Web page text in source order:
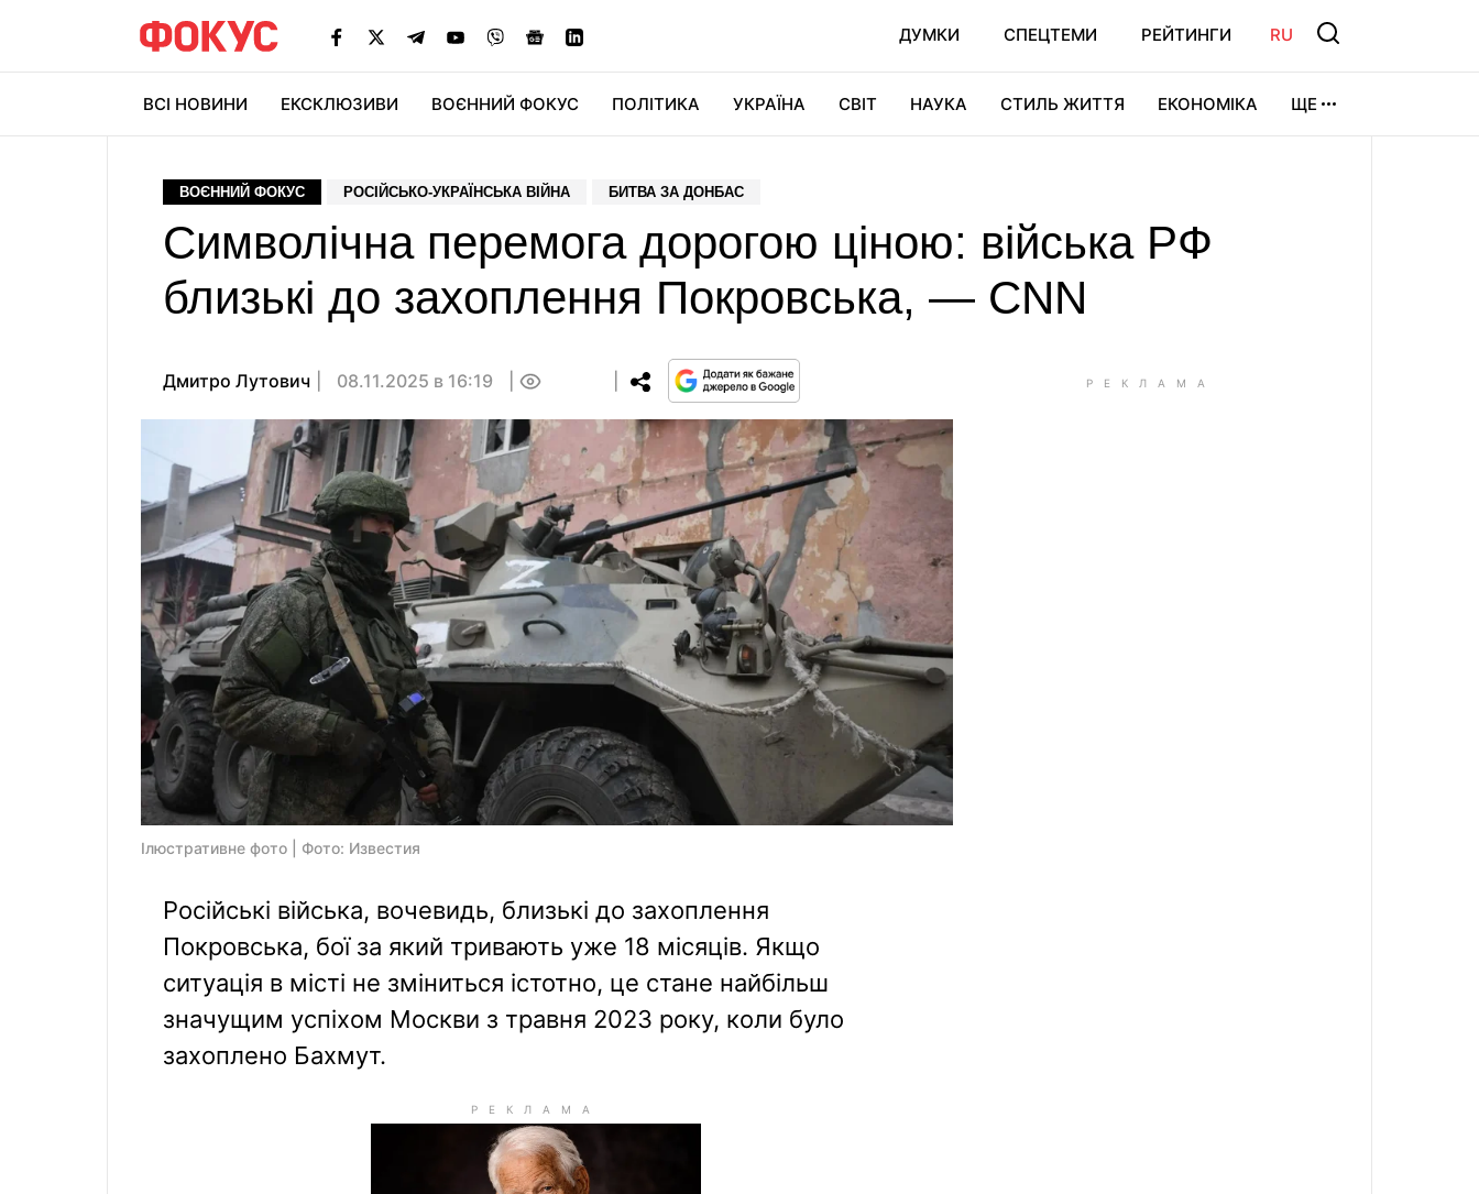
ДУМКИ СПЕЦТЕМИ РЕЙТИНГИ RU
ВСІ НОВИНИ ЕКСКЛЮЗИВИ ВОЄННИЙ ФОКУС ПОЛІТИКА УКРАЇНА СВІТ НАУКА СТИЛЬ ЖИТТЯ ЕКОНОМІКА ЩЕ
ВОЄННИЙ ФОКУС РОСІЙСЬКО-УКРАЇНСЬКА ВІЙНА БИТВА ЗА ДОНБАС
Символічна перемога дорогою ціною: війська РФ
близькі до захоплення Покровська, — CNN
Дмитро Лутович 08.11.2025 в 16:19
Ілюстративне фото | Фото: Известия
Російські війська, вочевидь, близькі до захоплення
Покровська, бої за який тривають уже 18 місяців. Якщо
ситуація в місті не зміниться істотно, це стане найбільш
значущим успіхом Москви з травня 2023 року, коли було
захоплено Бахмут.